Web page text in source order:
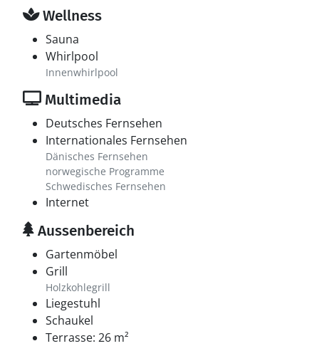
Wellness
Sauna
Whirlpool
Innenwhirlpool
Multimedia
Deutsches Fernsehen
Internationales Fernsehen
Dänisches Fernsehen
norwegische Programme
Schwedisches Fernsehen
Internet
Aussenbereich
Gartenmöbel
Grill
Holzkohlegrill
Liegestuhl
Schaukel
Terrasse: 26 m²